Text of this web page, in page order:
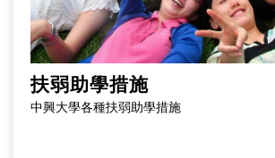
扶弱助學措施
中興大學各種扶弱助學措施